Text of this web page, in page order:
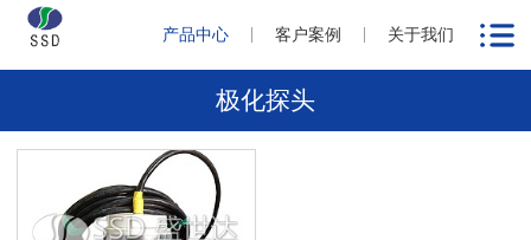
产品中心 客户案例 关于我们
极化探头